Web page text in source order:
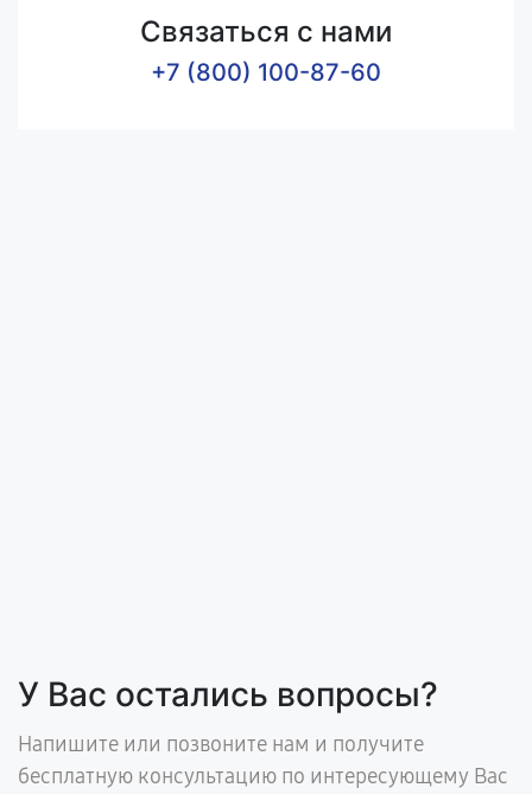
Связаться с нами
+7 (800) 100-87-60
У Вас остались вопросы?
Напишите или позвоните нам и получите
бесплатную консультацию по интересующему Вас